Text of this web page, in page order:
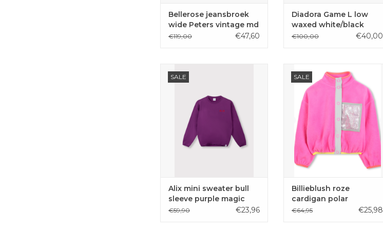
Bellerose jeansbroek
wide Peters vintage md
blue
€119,00 €47,60
Diadora Game L low
waxed white/black
€100,00 €40,00
SALE
Mini met rode bulls op de
TOEVOEGEN AAN
WINKELWAGEN
Alix mini sweater bull
sleeve purple magic
€59,90 €23,96
SALEen borstzak met zilveren
pailletten van Billieblush.
TOEVOEGEN AAN
WINKELWAGEN
Billieblush roze
cardigan polar
€64,95 €25,98